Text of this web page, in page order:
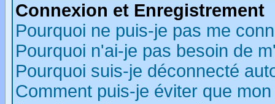
Connexion et Enregistrement
Pourquoi ne puis-je pas me
Pourquoi n'ai-je pas besoin de
Pourquoi suis-je déconnecté
Comment puis-je éviter que